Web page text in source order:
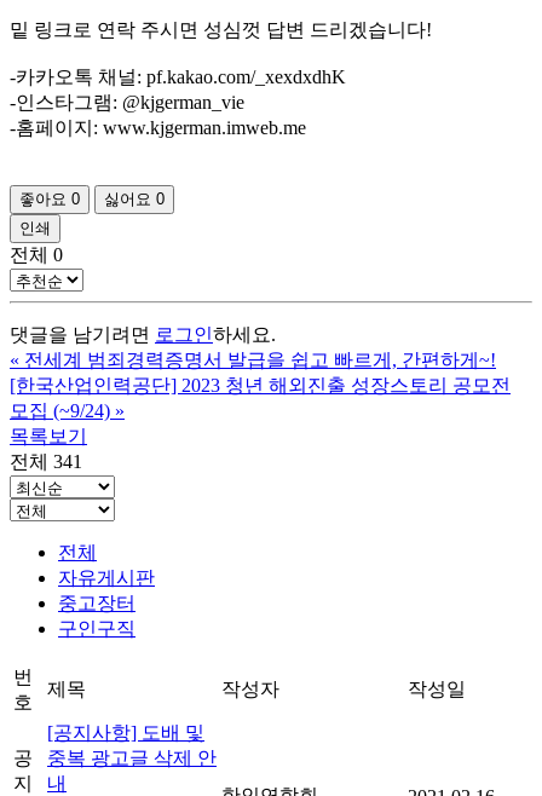
밑 링크로 연락 주시면 성심껏 답변 드리겠습니다!
-카카오톡 채널: pf.kakao.com/_xexdxdhK
-인스타그램: @kjgerman_vie
-홈페이지: www.kjgerman.imweb.me
좋아요 0 싫어요 0
인쇄
전체 0
댓글을 남기려면 로그인하세요.
« 전세계 범죄경력증명서 발급을 쉽고 빠르게, 간편하게~!
[한국산업인력공단] 2023 청년 해외진출 성장스토리 공모전
모집 (~9/24) »
목록보기
전체 341
전체
자유게시판
중고장터
구인구직
번
호
제목 작성자 작성일
공
지
[공지사항] 도배 및
중복 광고글 삭제 안
내